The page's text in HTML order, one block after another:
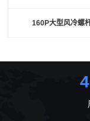
160P大型风冷螺杆机